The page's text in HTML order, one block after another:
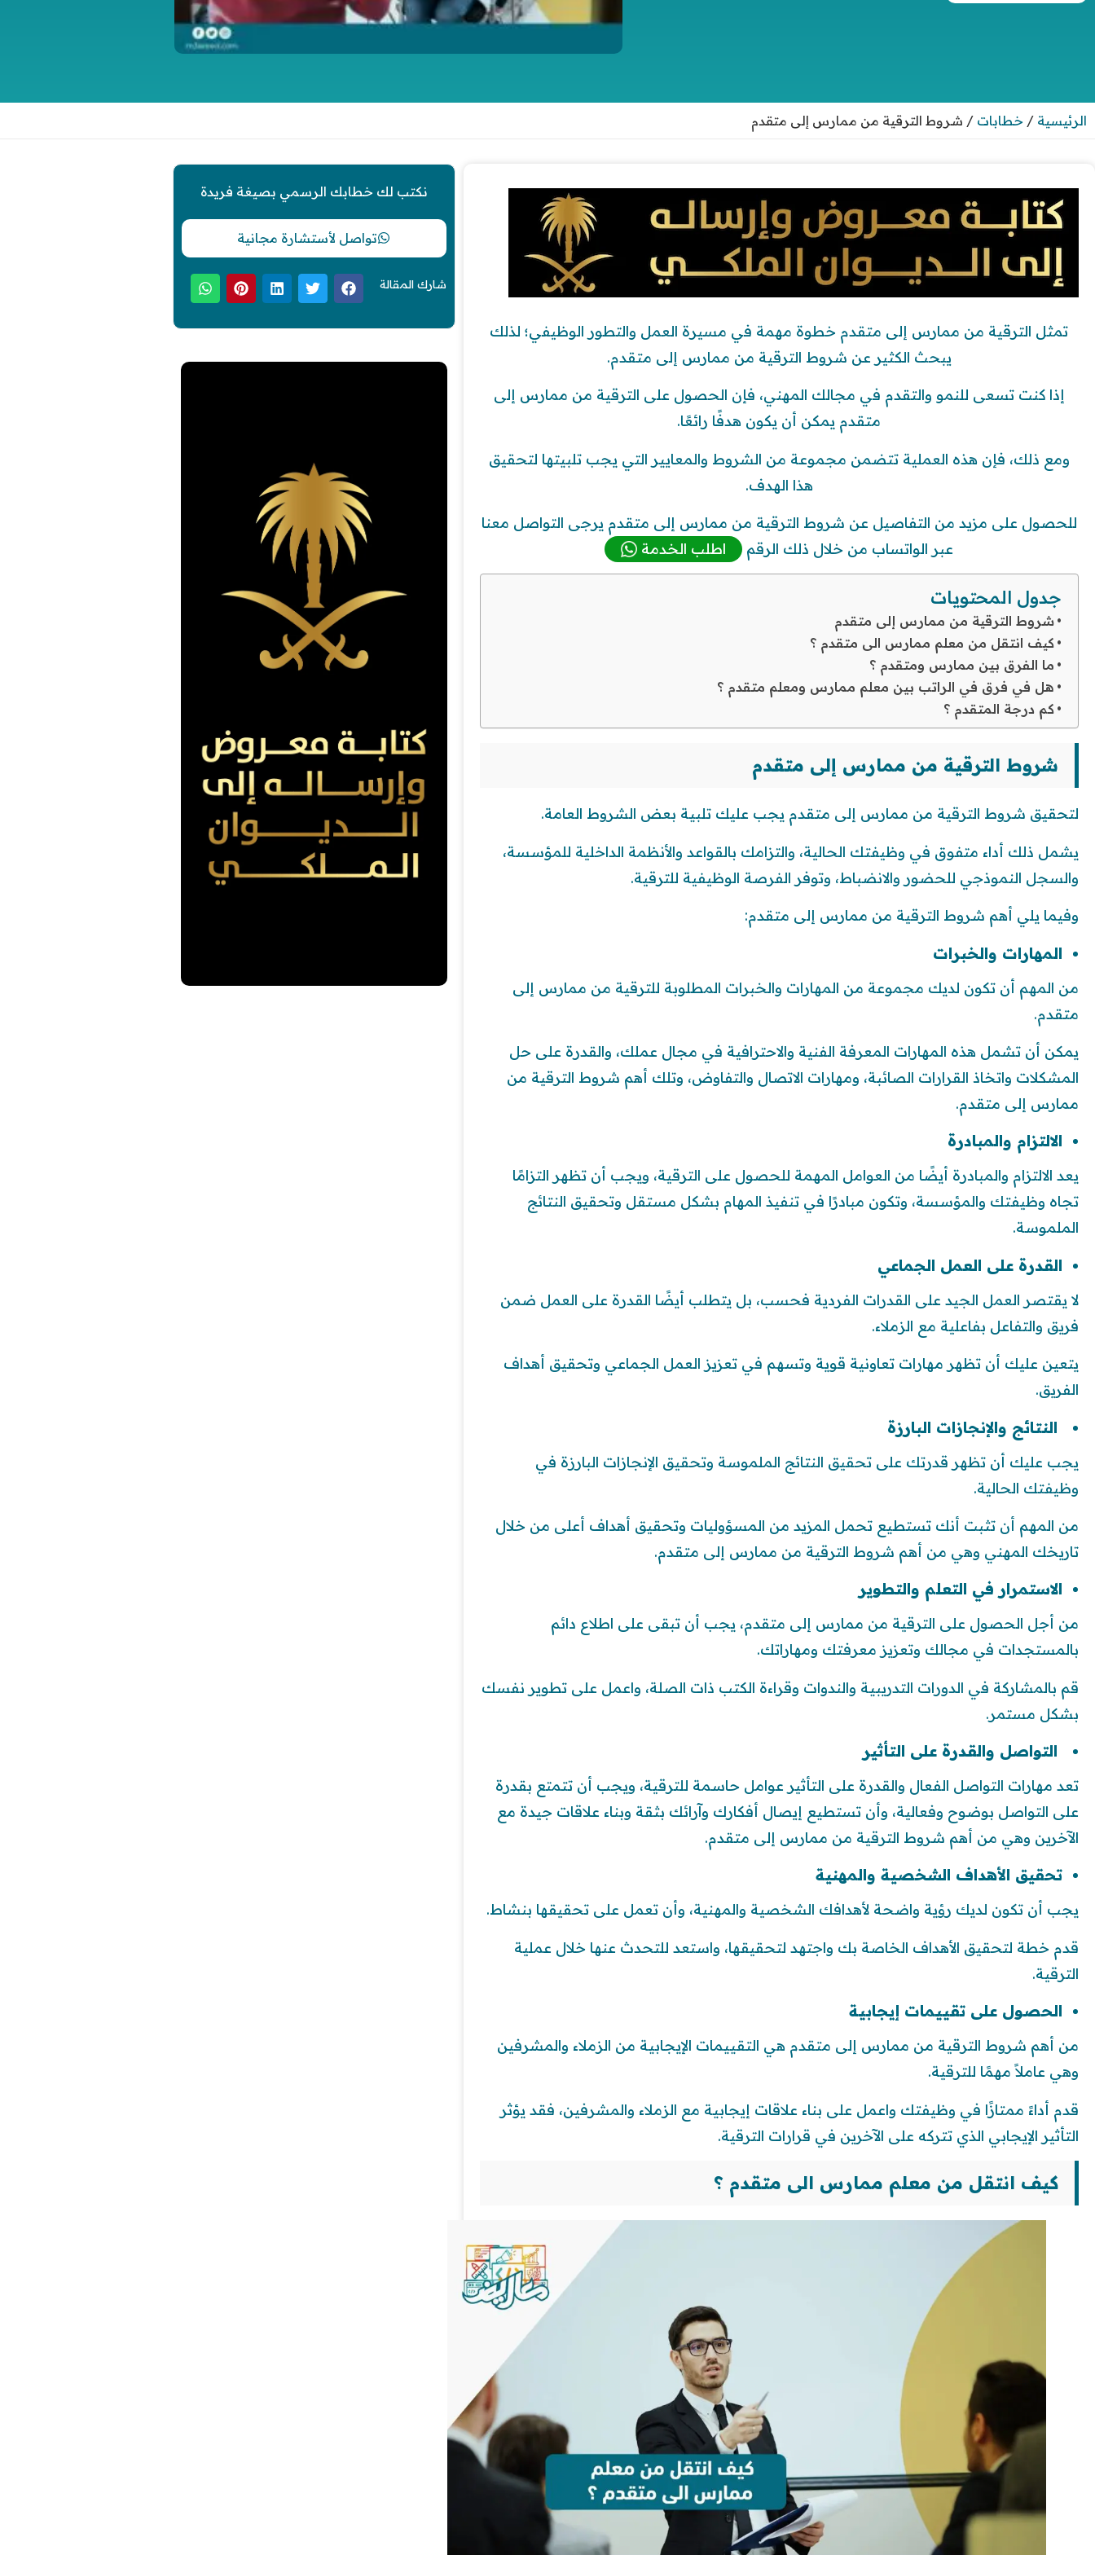
الرئيسية / خطابات / شروط الترقية من ممارس إلى متقدم
تمثل الترقية من ممارس إلى متقدم خطوة مهمة في مسيرة العمل والتطور الوظيفي؛ لذلك
يبحث الكثير عن شروط الترقية من ممارس إلى متقدم.
إذا كنت تسعى للنمو والتقدم في مجالك المهني، فإن الحصول على الترقية من ممارس إلى
متقدم يمكن أن يكون هدفًا رائعًا.
ومع ذلك، فإن هذه العملية تتضمن مجموعة من الشروط والمعايير التي يجب تلبيتها لتحقيق
هذا الهدف.
للحصول على مزيد من التفاصيل عن شروط الترقية من ممارس إلى متقدم يرجى التواصل معنا
عبر الواتساب من خلال ذلك الرقم
اطلب الخدمة
جدول المحتويات
شروط الترقية من ممارس إلى متقدم
كيف انتقل من معلم ممارس الى متقدم ؟
ما الفرق بين ممارس ومتقدم ؟
هل في فرق في الراتب بين معلم ممارس ومعلم متقدم ؟
كم درجة المتقدم ؟
شروط الترقية من ممارس إلى متقدم
لتحقيق شروط الترقية من ممارس إلى متقدم يجب عليك تلبية بعض الشروط العامة.
يشمل ذلك أداء متفوق في وظيفتك الحالية، والتزامك بالقواعد والأنظمة الداخلية للمؤسسة،
والسجل النموذجي للحضور والانضباط، وتوفر الفرصة الوظيفية للترقية.
وفيما يلي أهم شروط الترقية من ممارس إلى متقدم:
المهارات والخبرات
من المهم أن تكون لديك مجموعة من المهارات والخبرات المطلوبة للترقية من ممارس إلى
متقدم.
يمكن أن تشمل هذه المهارات المعرفة الفنية والاحترافية في مجال عملك، والقدرة على حل
المشكلات واتخاذ القرارات الصائبة، ومهارات الاتصال والتفاوض، وتلك أهم شروط الترقية من
ممارس إلى متقدم.
الالتزام والمبادرة
يعد الالتزام والمبادرة أيضًا من العوامل المهمة للحصول على الترقية، ويجب أن تظهر التزامًا
تجاه وظيفتك والمؤسسة، وتكون مبادرًا في تنفيذ المهام بشكل مستقل وتحقيق النتائج
الملموسة.
القدرة على العمل الجماعي
لا يقتصر العمل الجيد على القدرات الفردية فحسب، بل يتطلب أيضًا القدرة على العمل ضمن
فريق والتفاعل بفاعلية مع الزملاء.
يتعين عليك أن تظهر مهارات تعاونية قوية وتسهم في تعزيز العمل الجماعي وتحقيق أهداف
الفريق.
النتائج والإنجازات البارزة
يجب عليك أن تظهر قدرتك على تحقيق النتائج الملموسة وتحقيق الإنجازات البارزة في
وظيفتك الحالية.
من المهم أن تثبت أنك تستطيع تحمل المزيد من المسؤوليات وتحقيق أهداف أعلى من خلال
تاريخك المهني وهي من أهم شروط الترقية من ممارس إلى متقدم.
الاستمرار في التعلم والتطوير
من أجل الحصول على الترقية من ممارس إلى متقدم، يجب أن تبقى على اطلاع دائم
بالمستجدات في مجالك وتعزيز معرفتك ومهاراتك.
قم بالمشاركة في الدورات التدريبية والندوات وقراءة الكتب ذات الصلة، واعمل على تطوير نفسك
بشكل مستمر.
التواصل والقدرة على التأثير
تعد مهارات التواصل الفعال والقدرة على التأثير عوامل حاسمة للترقية، ويجب أن تتمتع بقدرة
على التواصل بوضوح وفعالية، وأن تستطيع إيصال أفكارك وآرائك بثقة وبناء علاقات جيدة مع
الآخرين وهي من أهم شروط الترقية من ممارس إلى متقدم.
تحقيق الأهداف الشخصية والمهنية
يجب أن تكون لديك رؤية واضحة لأهدافك الشخصية والمهنية، وأن تعمل على تحقيقها بنشاط.
قدم خطة لتحقيق الأهداف الخاصة بك واجتهد لتحقيقها، واستعد للتحدث عنها خلال عملية
الترقية.
الحصول على تقييمات إيجابية
من أهم شروط الترقية من ممارس إلى متقدم هي التقييمات الإيجابية من الزملاء والمشرفين
وهي عاملاً مهمًا للترقية.
قدم أداءً ممتازًا في وظيفتك واعمل على بناء علاقات إيجابية مع الزملاء والمشرفين، فقد يؤثر
التأثير الإيجابي الذي تتركه على الآخرين في قرارات الترقية.
كيف انتقل من معلم ممارس الى متقدم ؟
نكتب لك خطابك الرسمي بصيغة فريدة
تواصل لأستشارة مجانية
شارك المقالة